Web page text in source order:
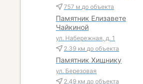
757 м до объекта
Памятник Елизавете
Чайкиной
ул. Набережная, д. 1
2.39 км до объекта
Памятник Хищнику
ул. Березовая
2.49 км до объекта